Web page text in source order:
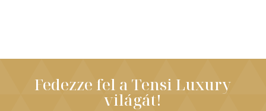
Fedezze fel a Tensi Luxury
világát!